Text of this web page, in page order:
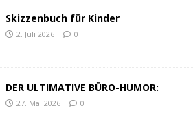
Skizzenbuch für Kinder
2. Juli 2026 0
DER ULTIMATIVE BÜRO-HUMOR:
27. Mai 2026 0